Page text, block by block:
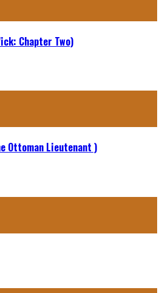
Chapter Two)
Ottoman Lieutenant )